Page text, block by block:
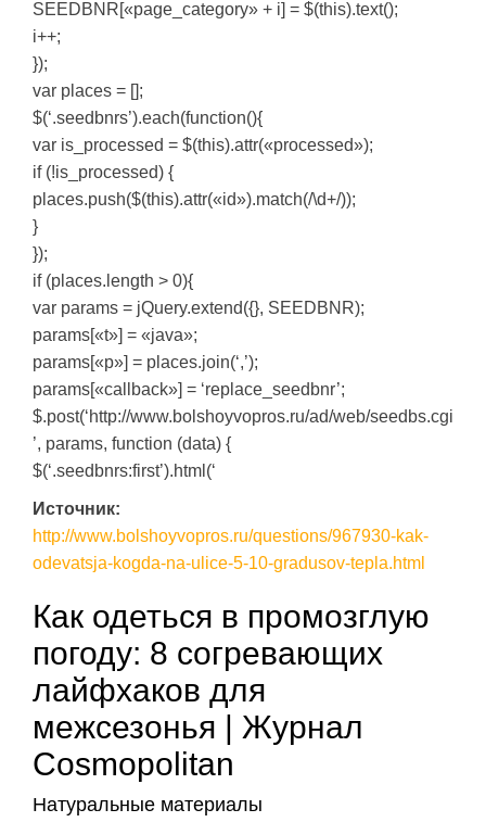
SEEDBNR[«page_category» + i] = $(this).text();
i++;
});
var places = [];
$(‘.seedbnrs’).each(function(){
var is_processed = $(this).attr(«processed»);
if (!is_processed) {
places.push($(this).attr(«id»).match(/\d+/));
}
});
if (places.length > 0){
var params = jQuery.extend({}, SEEDBNR);
params[«t»] = «java»;
params[«p»] = places.join(‘,’);
params[«callback»] = ‘replace_seedbnr’;
$.post(‘http://www.bolshoyvopros.ru/ad/web/seedbs.cgi
’, params, function (data) {
$(‘.seedbnrs:first’).html(‘
Источник:
http://www.bolshoyvopros.ru/questions/967930-kak-
odevatsja-kogda-na-ulice-5-10-gradusov-tepla.html
Как одеться в промозглую
погоду: 8 согревающих
лайфхаков для
межсезонья | Журнал
Cosmopolitan
Натуральные материалы